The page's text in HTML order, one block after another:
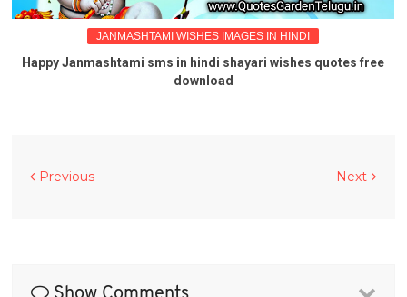
JANMASHTAMI WISHES IMAGES IN HINDI
Happy Janmashtami sms in hindi shayari wishes quotes free
download
Next
Previous